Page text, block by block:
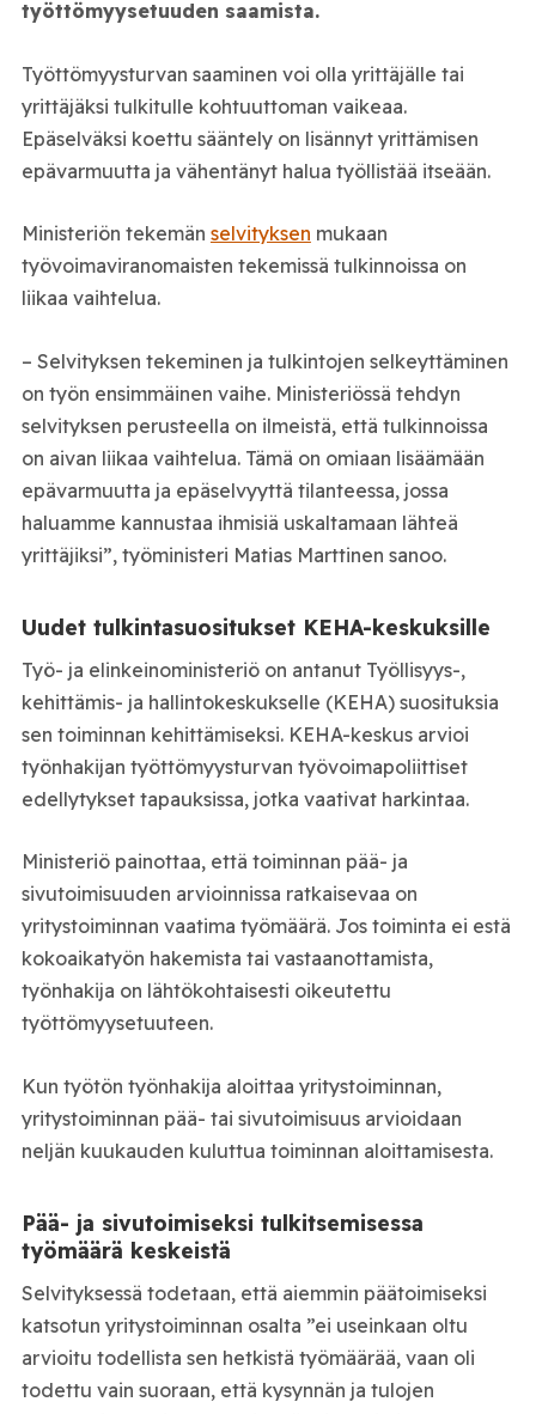
työttömyysetuuden saamista.
Työttömyysturvan saaminen voi olla yrittäjälle tai
yrittäjäksi tulkitulle kohtuuttoman vaikeaa.
Epäselväksi koettu sääntely on lisännyt yrittämisen
epävarmuutta ja vähentänyt halua työllistää itseään.
Ministeriön tekemän selvityksen mukaan
työvoimaviranomaisten tekemissä tulkinnoissa on
liikaa vaihtelua.
– Selvityksen tekeminen ja tulkintojen selkeyttäminen
on työn ensimmäinen vaihe. Ministeriössä tehdyn
selvityksen perusteella on ilmeistä, että tulkinnoissa
on aivan liikaa vaihtelua. Tämä on omiaan lisäämään
epävarmuutta ja epäselvyyttä tilanteessa, jossa
haluamme kannustaa ihmisiä uskaltamaan lähteä
yrittäjiksi”, työministeri Matias Marttinen sanoo.
Uudet tulkintasuositukset KEHA-keskuksille
Työ- ja elinkeinoministeriö on antanut Työllisyys-,
kehittämis- ja hallintokeskukselle (KEHA) suosituksia
sen toiminnan kehittämiseksi. KEHA-keskus arvioi
työnhakijan työttömyysturvan työvoimapoliittiset
edellytykset tapauksissa, jotka vaativat harkintaa.
Ministeriö painottaa, että toiminnan pää- ja
sivutoimisuuden arvioinnissa ratkaisevaa on
yritystoiminnan vaatima työmäärä. Jos toiminta ei estä
kokoaikatyön hakemista tai vastaanottamista,
työnhakija on lähtökohtaisesti oikeutettu
työttömyysetuuteen.
Kun työtön työnhakija aloittaa yritystoiminnan,
yritystoiminnan pää- tai sivutoimisuus arvioidaan
neljän kuukauden kuluttua toiminnan aloittamisesta.
Pää- ja sivutoimiseksi tulkitsemisessa
työmäärä keskeistä
Selvityksessä todetaan, että aiemmin päätoimiseksi
katsotun yritystoiminnan osalta ”ei useinkaan oltu
arvioitu todellista sen hetkistä työmäärää, vaan oli
todettu vain suoraan, että kysynnän ja tulojen